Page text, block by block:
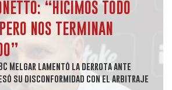
“HICIMOS TODO
NOS TERMINAN
Melgar lamentó la derrota ante
su disconformidad con el arbitraje